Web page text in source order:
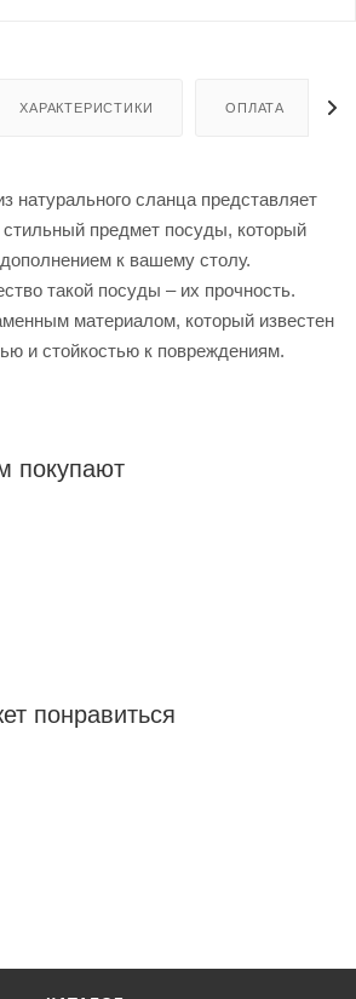
ХАРАКТЕРИСТИКИ ОПЛАТА
натурального сланца представляет
стильный предмет посуды, который
к вашему столу.
такой посуды – их прочность.
материалом, который известен
и стойкостью к повреждениям.
будет служить вам долгие годы,
Оно идеально подходит для
качество товаров и выгодные цены.
натуральный сланец Д=33 см от
покупают
понравиться